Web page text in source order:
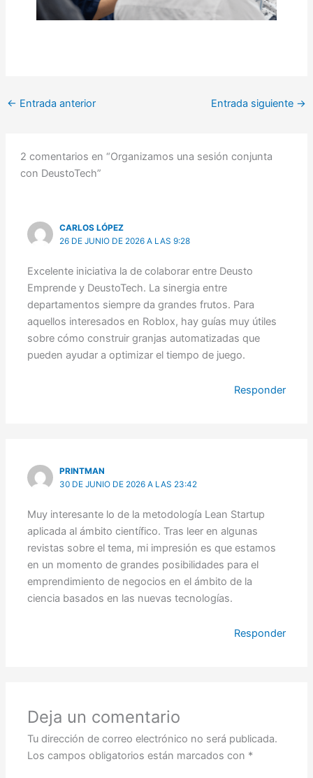
← Entrada anterior Entrada siguiente →
2 comentarios en “Organizamos una sesión conjunta
con DeustoTech”
CARLOS LÓPEZ
26 DE JUNIO DE 2026 A LAS 9:28
Excelente iniciativa la de colaborar entre Deusto
Emprende y DeustoTech. La sinergia entre
departamentos siempre da grandes frutos. Para
aquellos interesados en Roblox, hay guías muy útiles
sobre cómo construir granjas automatizadas que
pueden ayudar a optimizar el tiempo de juego.
Responder
PRINTMAN
30 DE JUNIO DE 2026 A LAS 23:42
Muy interesante lo de la metodología Lean Startup
aplicada al ámbito científico. Tras leer en algunas
revistas sobre el tema, mi impresión es que estamos
en un momento de grandes posibilidades para el
emprendimiento de negocios en el ámbito de la
ciencia basados en las nuevas tecnologías.
Responder
Deja un comentario
Tu dirección de correo electrónico no será publicada.
Los campos obligatorios están marcados con *